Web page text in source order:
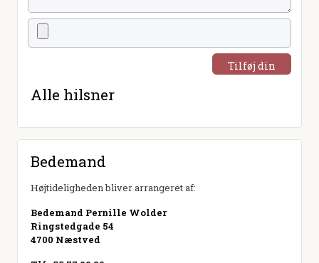
Tilføj din
Alle hilsner
Bedemand
Højtideligheden bliver arrangeret af:
Bedemand Pernille Wolder
Ringstedgade 54
4700 Næstved